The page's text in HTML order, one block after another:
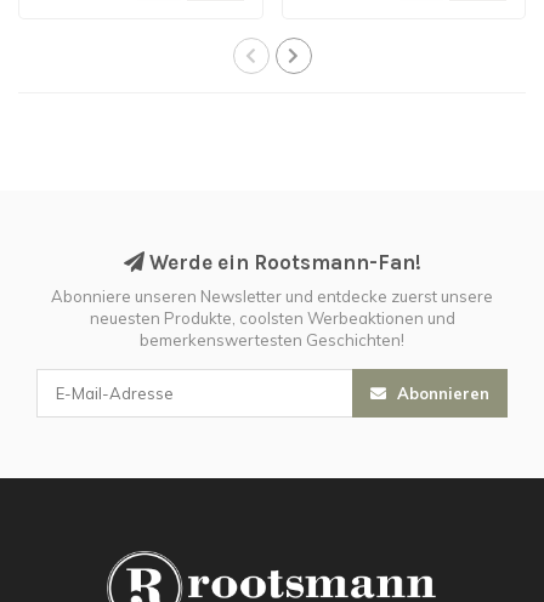
Werde ein Rootsmann-Fan!
Abonniere unseren Newsletter und entdecke zuerst unsere
neuesten Produkte, coolsten Werbeaktionen und
bemerkenswertesten Geschichten!
Abonnieren